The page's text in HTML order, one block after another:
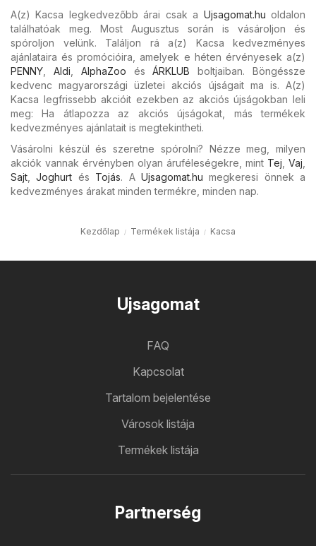
A(z) Kacsa legkedvezőbb árai csak a Ujsagomat.hu oldalon
találhatóak meg. Most Augusztus során is vásároljon és
spóroljon velünk. Találjon rá a(z) Kacsa kedvezményes
ajánlataira és promócióira, amelyek e héten érvényesek a(z)
PENNY, Aldi, AlphaZoo ésÁRKLUB boltjaiban. Böngéssze
kedvenc magyarországi üzletei akciós újságait ma is. A(z)
Kacsa legfrissebb akcióit ezekben az akciós újságokban leli
meg: Ha átlapozza az akciós újságokat, más termékek
kedvezményes ajánlatait is megtekintheti.
Vásárolni készül és szeretne spórolni? Nézze meg, milyen
akciók vannak érvényben olyan áruféleségekre, mint Tej, Vaj,
Sajt,Joghurt és Tojás. A Ujsagomat.hu megkeresi önnek a
kedvezményes árakat minden termékre, minden nap.
Kezdőlap Termékek listája Kacsa
Ujsagomat
FAQ
Kapcsolat
Tartalom bejelentése
Városok listája
Termékek listája
Partnerség